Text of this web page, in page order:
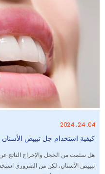
04. 24, 2024
كيفية استخدام جل تبييض الأسنان
هل سئمت من الخجل والإحراج الناتج
تبييض الأسنان، لكن من الضروري